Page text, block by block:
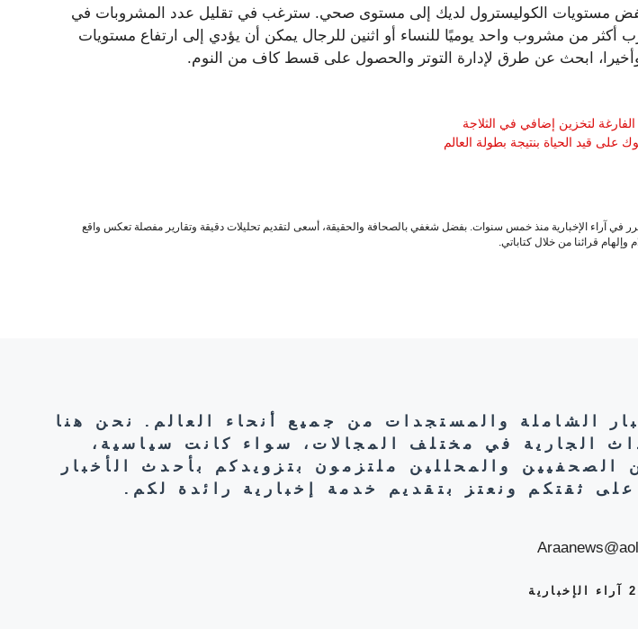
مستويات الكوليسترول لديك إلى مستوى صحي. سترغب في تقليل عدد المشروبات في
أكثر من مشروب واحد يوميًا للنساء أو اثنين للرجال يمكن أن يؤدي إلى ارتفاع مستويات
وأخيرا، ابحث عن طرق لإدارة التوتر والحصول على قسط كاف من النوم.
لتخزين إضافي في الثلاجة
على قيد الحياة بنتيجة بطولة العالم
في آراء الإخبارية منذ خمس سنوات. بفضل شغفي بالصحافة والحقيقة، أسعى لتقديم تحليلات دقيقة وتقارير مفصلة تعكس واقع
وإلهام قرائنا من خلال كتاباتي.
الشاملة والمستجدات من جميع أنحاء العالم. نحن هنا
الجارية في مختلف المجالات، سواء كانت سياسية،
الصحفيين والمحللين ملتزمون بتزويدكم بأحدث الأخبار
ثقتكم ونعتز بتقديم خدمة إخبارية رائدة لكم.